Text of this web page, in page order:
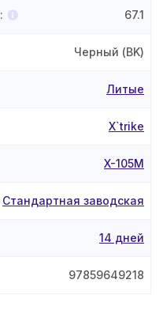
: 67.1
Черный (BK)
Литые
X`trike
X-105М
Стандартная заводская
14 дней
97859649218